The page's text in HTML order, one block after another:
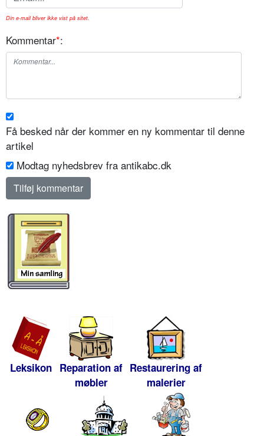
Din e-mail bliver ikke vist på sitet.
Kommentar*:
Få besked når der kommer en ny kommentar til denne
artikel
Modtag nyhedsbrev fra antikabc.dk
Leksikon Reparation af
møbler
Restaurering af
malerier